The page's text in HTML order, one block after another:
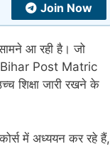
Join Now
आ रही है। जो
Bihar Post Matric
शिक्षा जारी रखने के
में अध्ययन कर रहे हैं,